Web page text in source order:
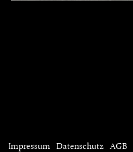
Impressum Datenschutz AGB